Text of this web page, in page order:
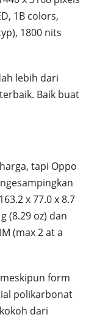
1B colors,
1800 nits
lebih dari
Baik buat
tapi Oppo
x 77.0 x 8.7
(8.29 oz) dan
(max 2 at a
form
polikarbonat
dari